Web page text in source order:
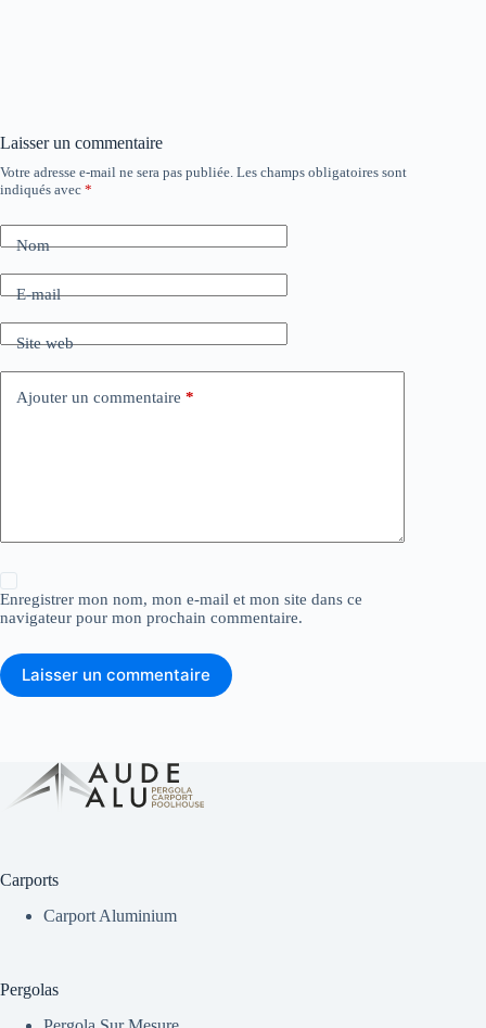
Laisser un commentaire
Votre adresse e-mail ne sera pas publiée. Les champs obligatoires sont
indiqués avec *
Nom
E-mail
Site web
Ajouter un commentaire *
Enregistrer mon nom, mon e-mail et mon site dans ce
navigateur pour mon prochain commentaire.
Laisser un commentaire
Carports
Carport Aluminium
Pergolas